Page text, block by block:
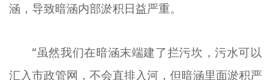
涵，导致暗涵内部淤积日益严重。
“虽然我们在暗涵末端建了拦污坎，污水可以
汇入市政管网，不会直排入河，但暗涵里面淤积严